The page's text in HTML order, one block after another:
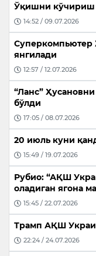
Ўқишни кўчириш
14:52 / 09.07.2026
Суперкомпьютер
янгилади
12:57 / 12.07.2026
“Ланс”
бўлди
17:05 / 08.07.2026
20 июль куни
15:49 / 19.07.2026
Рубио: “АҚШ
оладиган ягона
15:45 / 22.07.2026
Трамп АҚШ
22:24 / 24.07.2026